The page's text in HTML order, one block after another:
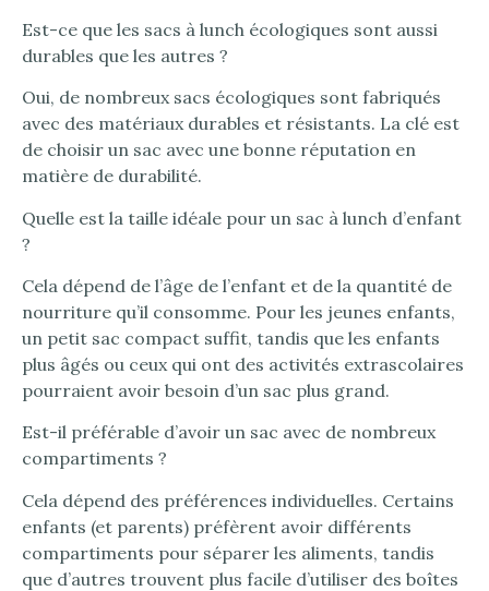
Est-ce que les sacs à lunch écologiques sont aussi
durables que les autres ?
Oui, de nombreux sacs écologiques sont fabriqués
avec des matériaux durables et résistants. La clé est
de choisir un sac avec une bonne réputation en
matière de durabilité.
Quelle est la taille idéale pour un sac à lunch d’enfant
?
Cela dépend de l’âge de l’enfant et de la quantité de
nourriture qu’il consomme. Pour les jeunes enfants,
un petit sac compact suffit, tandis que les enfants
plus âgés ou ceux qui ont des activités extrascolaires
pourraient avoir besoin d’un sac plus grand.
Est-il préférable d’avoir un sac avec de nombreux
compartiments ?
Cela dépend des préférences individuelles. Certains
enfants (et parents) préfèrent avoir différents
compartiments pour séparer les aliments, tandis
que d’autres trouvent plus facile d’utiliser des boîtes